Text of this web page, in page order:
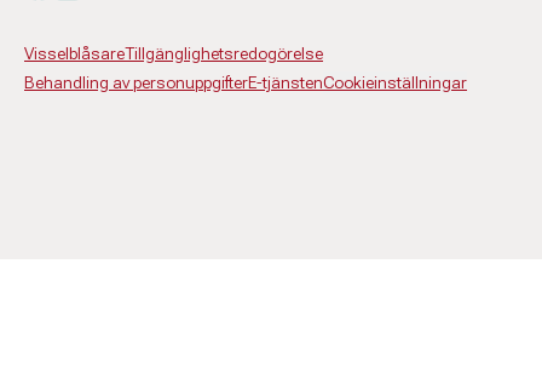
VisselblåsareTillgänglighetsredogörelse
Behandling av personuppgifterE-tjänstenCookieinställningar